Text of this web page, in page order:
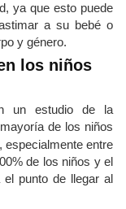
ya que esto puede
a su bebé o
y género.
los niños
un estudio de la
de los niños
especialmente entre
de los niños y el
punto de llegar al